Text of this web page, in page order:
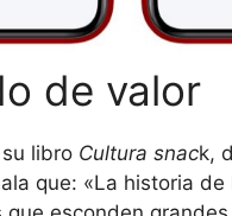
de valor
libro Cultura snack,
que: «La historia